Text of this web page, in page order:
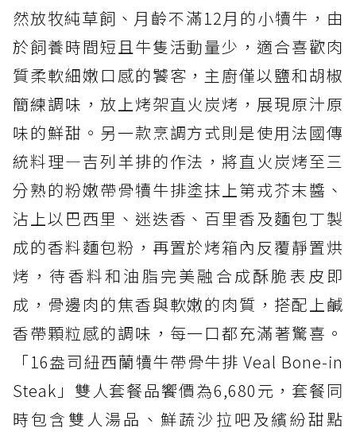
然放牧純草飼、月齡不滿12月的小犢牛，由
於飼養時間短且牛隻活動量少，適合喜歡肉
質柔軟細嫩口感的饕客，主廚僅以鹽和胡椒
簡練調味，放上烤架直火炭烤，展現原汁原
味的鮮甜。另一款烹調方式則是使用法國傳
統料理—吉列羊排的作法，將直火炭烤至三
分熟的粉嫩帶骨犢牛排塗抹上第戎芥末醬、
沾上以巴西里、迷迭香、百里香及麵包丁製
成的香料麵包粉，再置於烤箱內反覆靜置烘
烤，待香料和油脂完美融合成酥脆表皮即
成，骨邊肉的焦香與軟嫩的肉質，搭配上鹹
香帶顆粒感的調味，每一口都充滿著驚喜。
「16盎司紐西蘭犢牛帶骨牛排 Veal Bone-in
Steak」雙人套餐品饗價為6,680元，套餐同
時包含雙人湯品、鮮蔬沙拉吧及繽紛甜點